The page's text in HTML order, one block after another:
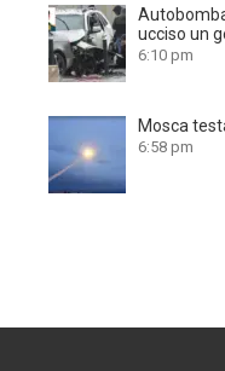
ucciso un
6:10 pm
Mosca
6:58 pm